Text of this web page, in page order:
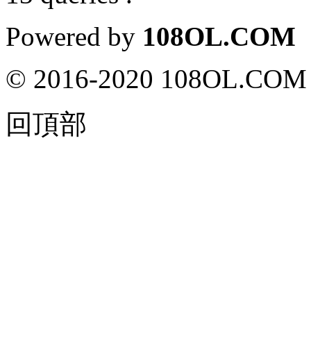
Powered by 108OL.COM
© 2016-2020
回頂部